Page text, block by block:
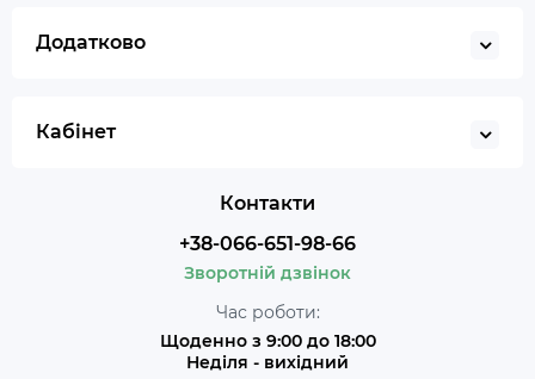
Додатково
Кабінет
Контакти
+38-066-651-98-66
Зворотній дзвінок
Час роботи:
Щоденно з 9:00 до 18:00
Неділя - вихідний